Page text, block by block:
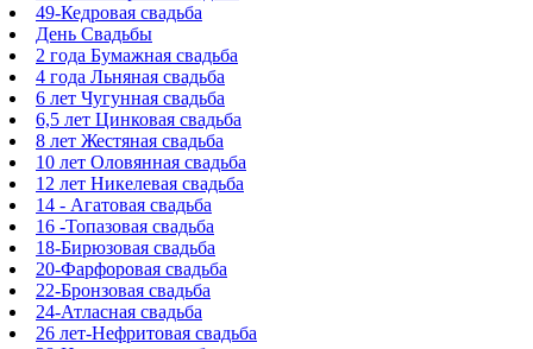
49-Кедровая свадьба
День Свадьбы
2 года Бумажная свадьба
4 года Льняная свадьба
6 лет Чугунная свадьба
6,5 лет Цинковая свадьба
8 лет Жестяная свадьба
10 лет Оловянная свадьба
12 лет Никелевая свадьба
14 - Агатовая свадьба
16 -Топазовая свадьба
18-Бирюзовая свадьба
20-Фарфоровая свадьба
22-Бронзовая свадьба
24-Атласная свадьба
26 лет-Нефритовая свадьба